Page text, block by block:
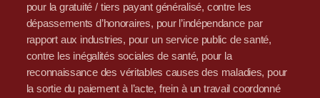
pour la gratuité / tiers payant généralisé, contre les
dépassements d’honoraires, pour l’indépendance par
rapport aux industries, pour un service public de santé,
contre les inégalités sociales de santé, pour la
reconnaissance des véritables causes des maladies, pour
la sortie du paiement à l’acte, frein à un travail coordonné